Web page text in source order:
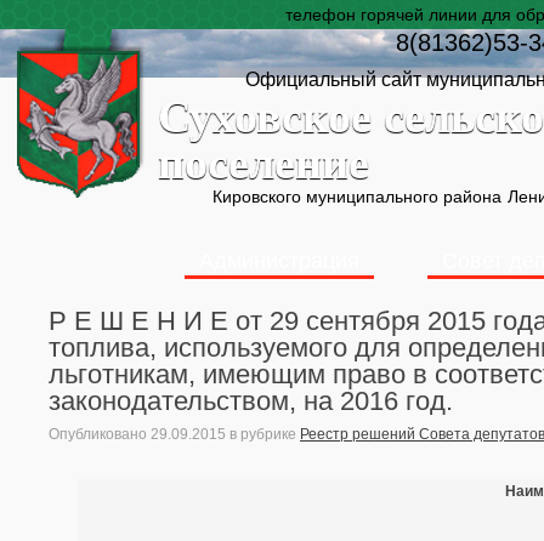
телефон горячей линии для
8(81362)53-
Официальный сайт
Суховское
поселение
Кировского муниципального района
Р Е Ш Е Н И Е от 29 сентября 2015
топлива, используемого для
льготникам, имеющим право в
законодательством, на 2016 год.
Опубликовано 29.09.2015 в рубрике Реестр решений Совета депутатов